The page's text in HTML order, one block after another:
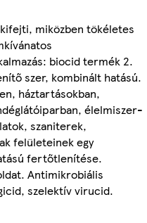
miközben tökéletes
biocid termék 2.
szer, kombinált hatású.
háztartásokban,
élelmiszer-
szaniterek,
felületeinek egy
fertőtlenítése.
Antimikrobiális
szelektív virucid.